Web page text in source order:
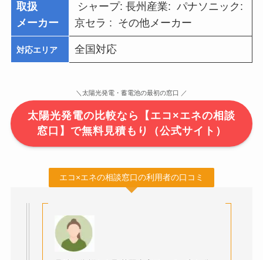
取扱
メーカー
シャープ: 長州産業: パナソニック:
京セラ : その他メーカー
対応エリア 全国対応
＼太陽光発電・蓄電池の最初の窓口 ／
太陽光発電の比較なら【エコ×エネの相談
窓口】で無料見積もり（公式サイト）
エコ×エネの相談窓口の利用者の口コミ